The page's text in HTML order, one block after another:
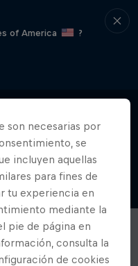
of America
?
son necesarias por
se
incluyen aquellas
para fines de
tu experiencia en
mediante la
pie de página en
consulta la
de cookies